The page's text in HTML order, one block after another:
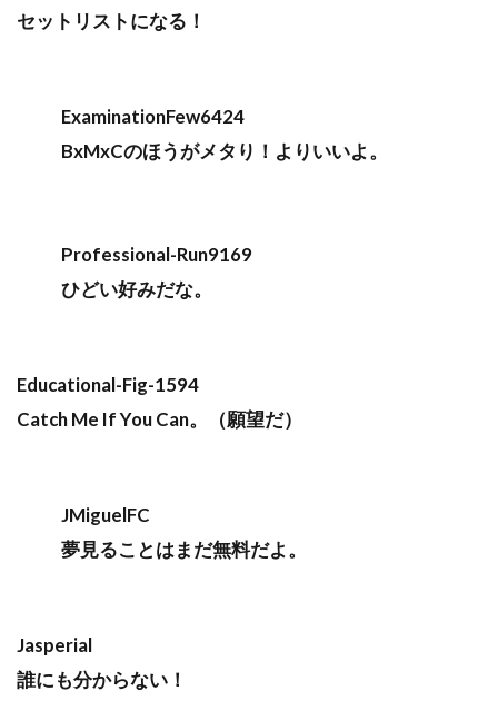
セットリストになる！
ExaminationFew6424
BxMxCのほうがメタり！よりいいよ。
Professional-Run9169
ひどい好みだな。
Educational-Fig-1594
Catch Me If You Can。（願望だ）
JMiguelFC
夢見ることはまだ無料だよ。
Jasperial
誰にも分からない！